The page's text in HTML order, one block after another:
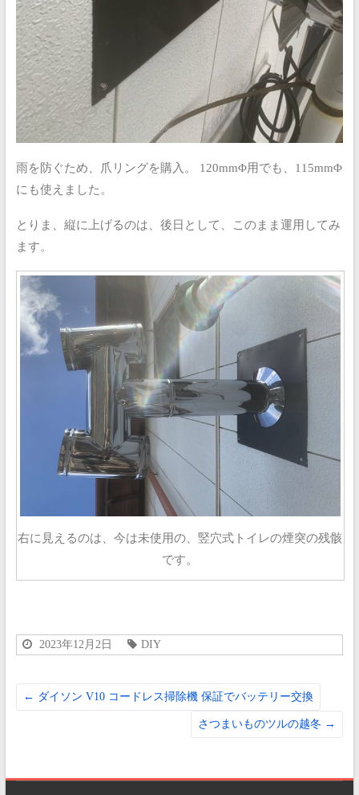
雨を防ぐため、爪リングを購入。
120mmΦ用でも、115mmΦ
にも使えました。
とりま、縦に上げるのは、後日として、このまま運用してみ
ます。
右に見えるのは、今は未使用の、竪穴式トイレの煙突の残骸
です。
2023年12月2日 DIY
← ダイソン V10 コードレス掃除機 保証でバッテリー交換
さつまいものツルの越冬 →